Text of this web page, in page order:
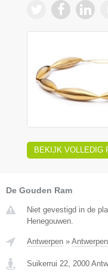
BEKIJK VOLLEDIG
De Gouden Ram
Niet gevestigd in de
Henegouwen.
Antwerpen » Antwerpen
Suikerrui 22, 2000